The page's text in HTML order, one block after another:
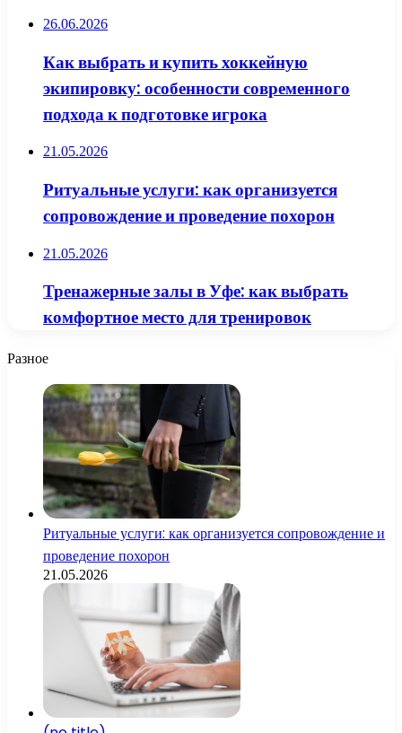
26.06.2026
Как выбрать и купить хоккейную
экипировку: особенности современного
подхода к подготовке игрока
21.05.2026
Ритуальные услуги: как организуется
сопровождение и проведение похорон
21.05.2026
Тренажерные залы в Уфе: как выбрать
комфортное место для тренировок
Разное
Ритуальные услуги: как организуется сопровождение и
проведение похорон
21.05.2026